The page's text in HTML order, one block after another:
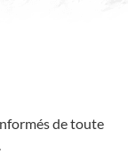
de toute